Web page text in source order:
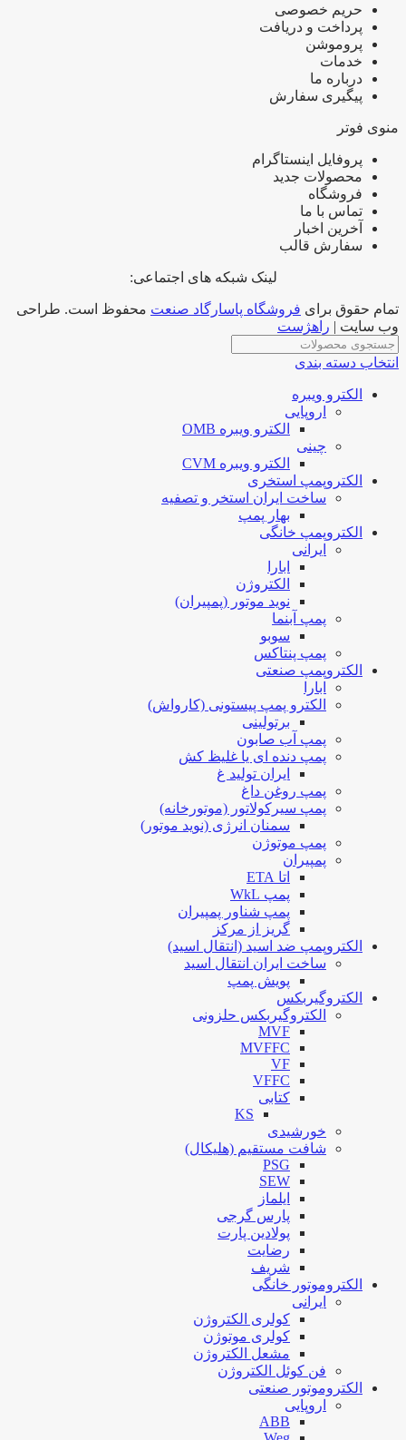
حریم خصوصی
پرداخت و دریافت
پروموشن
خدمات
درباره ما
پیگیری سفارش
منوی فوتر
پروفایل اینستاگرام
محصولات جدید
فروشگاه
تماس با ما
آخرین اخبار
سفارش قالب
لینک شبکه های اجتماعی:
تمام حقوق برای فروشگاه پاسارگاد صنعت محفوظ است. طراحی
وب سایت | راهژست
انتخاب دسته بندی
الکترو ویبره
اروپایی
الکترو ویبره OMB
چینی
الکترو ویبره CVM
الکتروپمپ استخری
ساخت ایران استخر و تصفیه
بهار پمپ
الکتروپمپ خانگی
ایرانی
ابارا
الکتروژن
نوید موتور (پمپیران)
پمپ آبنما
سوبو
پمپ پنتاکس
الکتروپمپ صنعتی
ابارا
الکترو پمپ پیستونی (کارواش)
برتولینی
پمپ آب صابون
پمپ دنده ای یا غلیظ کش
ایران تولید غ
پمپ روغن داغ
پمپ سیرکولاتور (موتورخانه)
سمنان انرژی (نوید موتور)
پمپ موتوژن
پمپیران
اتا ETA
پمپ WkL
پمپ شناور پمپیران
گریز از مرکز
الکتروپمپ ضد اسید (انتقال اسید)
ساخت ایران انتقال اسید
پویش پمپ
الکتروگیربکس
الکتروگیربکس حلزونی
MVF
MVFFC
VF
VFFC
کتابی
KS
خورشیدی
شافت مستقیم (هلیکال)
PSG
SEW
ایلماز
پارس گرجی
پولادین پارت
رضایت
شریف
الکتروموتور خانگی
ایرانی
کولری الکتروژن
کولری موتوژن
مشعل الکتروژن
فن کوئل الکتروژن
الکتروموتور صنعتی
اروپایی
ABB